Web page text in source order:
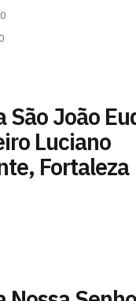
São João
Luciano
Fortaleza